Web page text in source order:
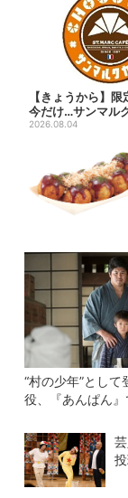
【きょうから】
今だけ…サンマル
「夏福袋」、実質
2026.08.04
“村の少年”として
役、『あんぱん』
だった…視聴者
で演技上手だと」